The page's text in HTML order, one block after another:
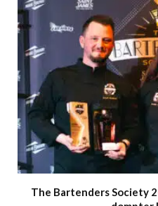
The Bartenders Society